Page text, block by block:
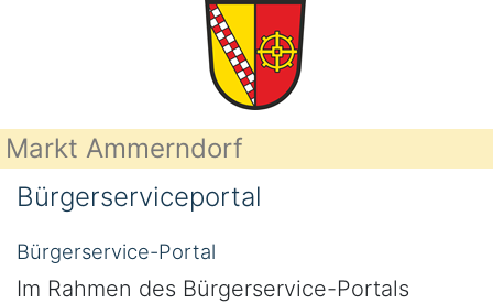
Markt Ammerndorf
Bürgerserviceportal
Bürgerservice-Portal
Im Rahmen des Bürgerservice-Portals